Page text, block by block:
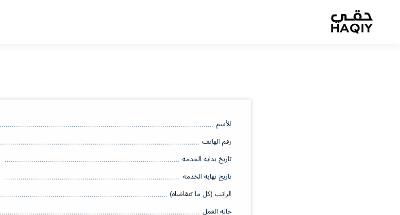
الأسم
رقم الهاتف
تاريخ بدايه الخدمه
تاريخ نهايه الخدمه
الراتب (كل ما تتقاضاه)
حاله العمل